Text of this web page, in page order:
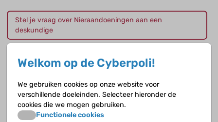
Stel je vraag over Nieraandoeningen aan een
deskundige
Andere onderwerpen
Algemeen
Welkom op de Cyberpoli!
We gebruiken cookies op onze website voor
verschillende doeleinden. Selecteer hieronder de
cookies die we mogen gebruiken.
Functionele cookies